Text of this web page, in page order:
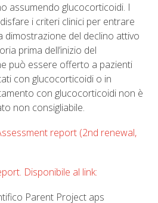
assumendo glucocorticoidi. I
i criteri clinici per entrare
dimostrazione del declino attivo
prima dell’inizio del
può essere offerto a pazienti
con glucocorticoidi o in
con glucocorticoidi non è
non consigliabile.
report (2nd renewal,
Disponibile al link:
Parent Project aps